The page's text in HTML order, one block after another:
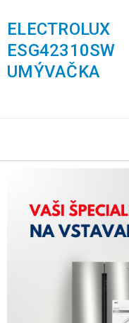
ELECTROLUX
ESG42310SW
UMÝVAČKA